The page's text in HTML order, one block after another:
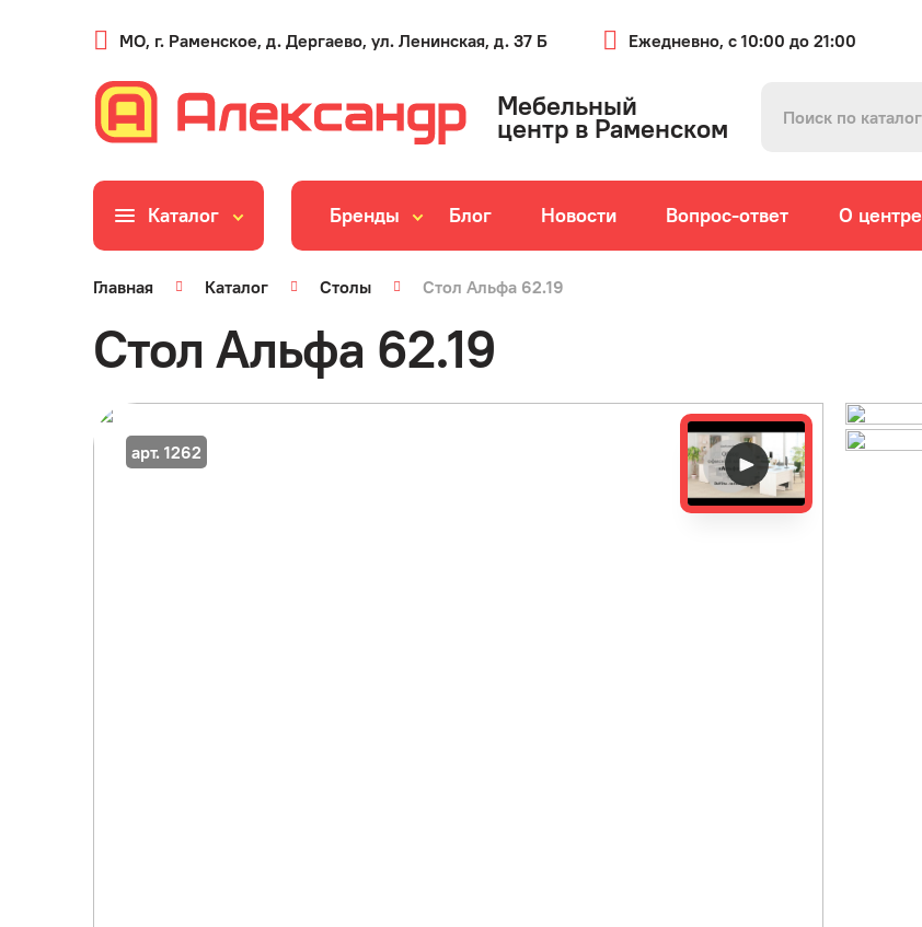
МО, г. Раменское, д. Дергаево, ул. Ленинская, д. 37 Б Ежедневно, с 10:00 до 21:00
Мебельный
центр в Раменском
Каталог Бренды Блог Новости Вопрос-ответ О центре
Главная Каталог Столы Стол Альфа 62.19
Стол Альфа 62.19
арт. 1262